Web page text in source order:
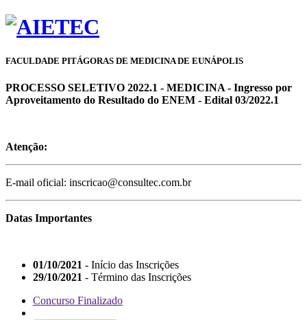
FACULDADE PITÁGORAS DE MEDICINA DE EUNÁPOLIS
PROCESSO SELETIVO 2022.1 - MEDICINA - Ingresso por
Aproveitamento do Resultado do ENEM - Edital 03/2022.1
Atenção:
E-mail oficial: inscricao@consultec.com.br
Datas Importantes
01/10/2021 - Início das Inscrições
29/10/2021 - Término das Inscrições
Concurso Finalizado